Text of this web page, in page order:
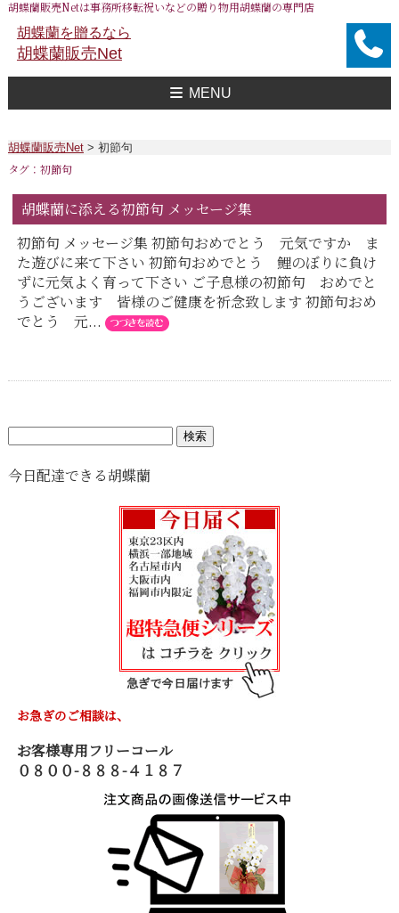
胡蝶蘭販売Netは事務所移転祝いなどの贈り物用胡蝶蘭の専門店
胡蝶蘭を贈るなら
胡蝶蘭販売Net
MENU
胡蝶蘭販売Net> 初節句
タグ：初節句
胡蝶蘭に添える初節句 メッセージ集
初節句 メッセージ集 初節句おめでとう 元気ですか ま
た遊びに来て下さい 初節句おめでとう 鯉のぼりに負け
ずに元気よく育って下さい ご子息様の初節句 おめでと
うございます 皆様のご健康を祈念致します 初節句おめ
でとう 元...
今日配達できる胡蝶蘭
お急ぎのご相談は、
お客様専用フリーコール
０８００-８８８-４１８７